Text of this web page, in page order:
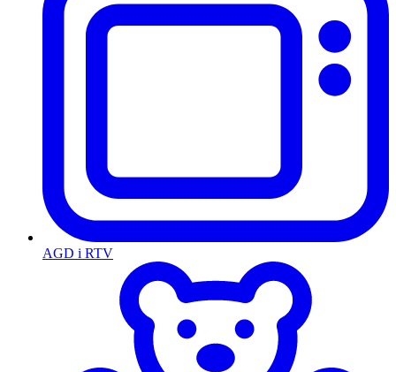
AGD i RTV